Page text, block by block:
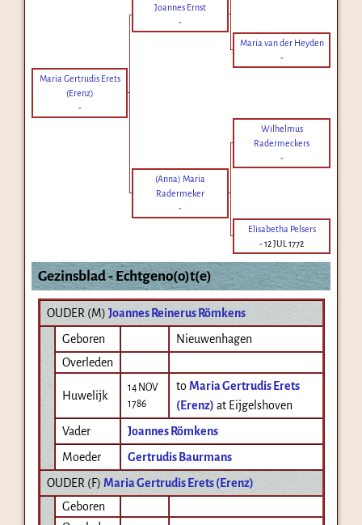
Joannes Ernst
-
Maria van der Heyden
-
Maria Gertrudis Erets
(Erenz)
-
Wilhelmus
Radermeckers
-
(Anna) Maria
Radermeker
-
Elisabetha Pelsers
-12 JUL 1772
Gezinsblad - Echtgeno(o)t(e)
OUDER (M) Joannes Reinerus Römkens
Geboren
Nieuwenhagen
Overleden
Huwelijk
14 NOV
1786
toMaria Gertrudis Erets
(Erenz) at Eijgelshoven
Vader
Joannes Römkens
Moeder
Gertrudis Baurmans
OUDER (F) Maria Gertrudis Erets (Erenz)
Geboren